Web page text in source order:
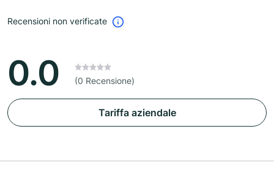
Recensioni non verificate
0.0 (0 Recensione)
Tariffa aziendale